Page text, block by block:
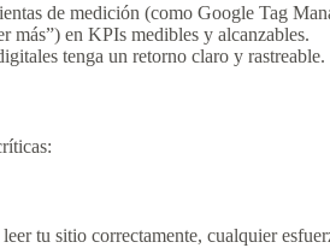
de medición (como Google Tag
más”) en KPIs medibles y alcanzables.
tenga un retorno claro y rastreable.
tu sitio correctamente, cualquier